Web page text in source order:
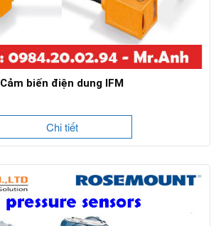
Cảm biến điện dung IFM
Chi tiết